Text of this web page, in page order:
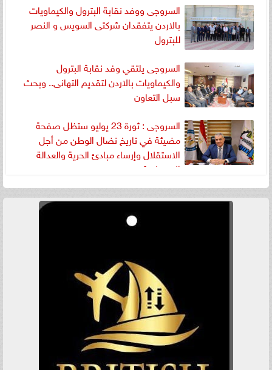
السروجى ووفد نقابة البترول والكيماويات
بالاردن يتفقدان شركتى السويس و النصر
للبترول
السروجى يلتقي وفد نقابة البترول
والكيماويات بالاردن لتقديم التهانى.. وبحث
سبل التعاون
السروجى : ثورة 23 يوليو ستظل صفحة
مضيئة في تاريخ نضال الوطن من أجل
الاستقلال وإرساء مبادئ الحرية والعدالة
الاجتماعية